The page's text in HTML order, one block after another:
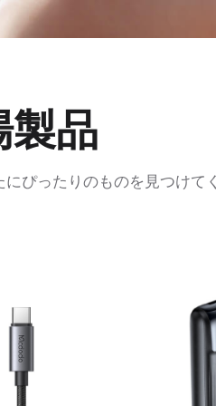
製品
ぴったりのものを見つけて